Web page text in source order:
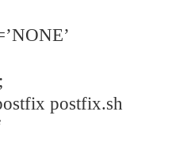
postfix.sh